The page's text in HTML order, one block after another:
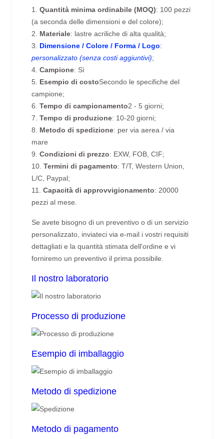
1.Quantità minima ordinabile (MOQ): 100 pezzi
(a seconda delle dimensioni e del colore);
2. Materiale: lastre acriliche di alta qualità;
3. Dimensione / Colore / Forma / Logo:
personalizzato (senza costi aggiuntivi);
4.Campione: Sì
5. Esempio di costoSecondo le specifiche del
campione;
6.Tempo di campionamento2 - 5 giorni;
7.Tempo di produzione: 10-20 giorni;
8. Metodo di spedizione: per via aerea / via
mare
9.Condizioni di prezzo: EXW, FOB, CIF;
10.Termini di pagamento: T/T, Western Union,
L/C, Paypal;
11.Capacità di approvvigionamento: 20000
pezzi al mese.
Se avete bisogno di un preventivo o di un servizio
personalizzato, inviateci via e-mail i vostri requisiti
dettagliati e la quantità stimata dell'ordine e vi
forniremo un preventivo il prima possibile.
Il nostro laboratorio
Processo di produzione
Esempio di imballaggio
Metodo di spedizione
Metodo di pagamento